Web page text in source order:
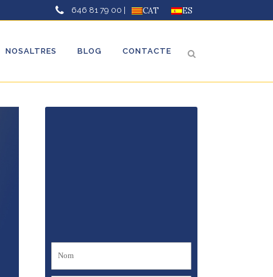
646 81 79 00 | CAT ES
NOSALTRES BLOG CONTACTE